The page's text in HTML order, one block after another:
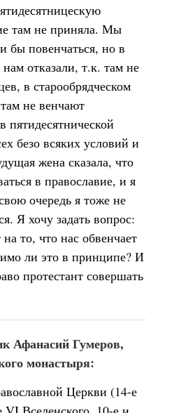
там не приняла. Мы
бы повенчаться, но в
отказали, т.к. там не
в старообрядческом
не венчают
пятидесятнической
безо всяких условий и
жена сказала, что
в православие, и я
очередь я тоже не
Я хочу задать вопрос:
то, что нас обвенчает
ли это в принципе? И
протестант совершать
Афанасий Гумеров,
монастыря:
Церкви (14-е